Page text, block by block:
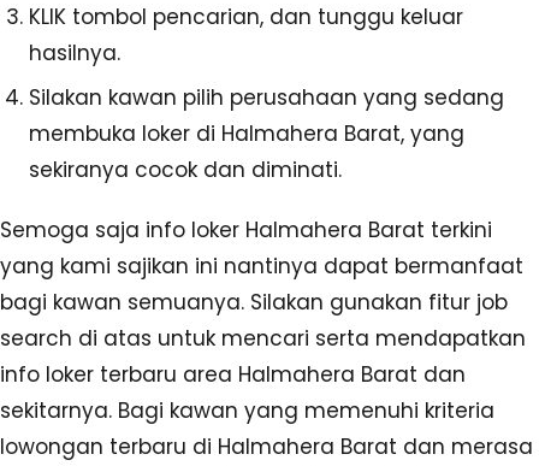
KLIK tombol pencarian, dan tunggu keluar
hasilnya.
Silakan kawan pilih perusahaan yang sedang
membuka loker di Halmahera Barat, yang
sekiranya cocok dan diminati.
Semoga saja info loker Halmahera Barat terkini
yang kami sajikan ini nantinya dapat bermanfaat
bagi kawan semuanya. Silakan gunakan fitur job
search di atas untuk mencari serta mendapatkan
info loker terbaru area Halmahera Barat dan
sekitarnya. Bagi kawan yang memenuhi kriteria
lowongan terbaru di Halmahera Barat dan merasa